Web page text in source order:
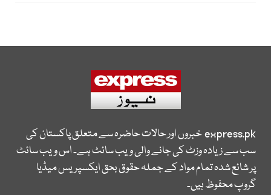
express.pkخبروں اور حالات حاضرہ سے متعلق پاکستان کی
سب سے زیادہ وزٹ کی جانے والی ویب سائٹ ہے۔ اس ویب سائٹ
پر شائع شدہ تمام مواد کے جملہ حقوق بحق ایکسپریس میڈیا
گروپ محفوظ ہیں۔